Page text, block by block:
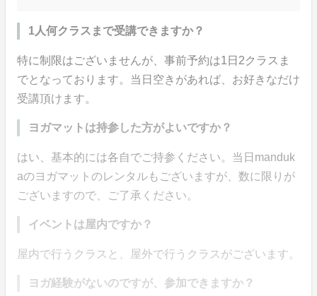
1人何クラスまで受講できますか？
特に制限はございませんが、事前予約は1日2クラスま
でとなっております。当日空きがあれば、お好きなだけ
受講頂けます。
ヨガマットは持参した方がよいですか？
はい、基本的には各自でご持参ください。当日manduk
aのヨガマットのレンタルもございますが、数に限りが
ございますので、ご了承ください。
イベントは屋内ですか？
屋内で行うクラスと、屋外で行うクラスがございます。
ヨガ経験がないのですが、参加できますか？